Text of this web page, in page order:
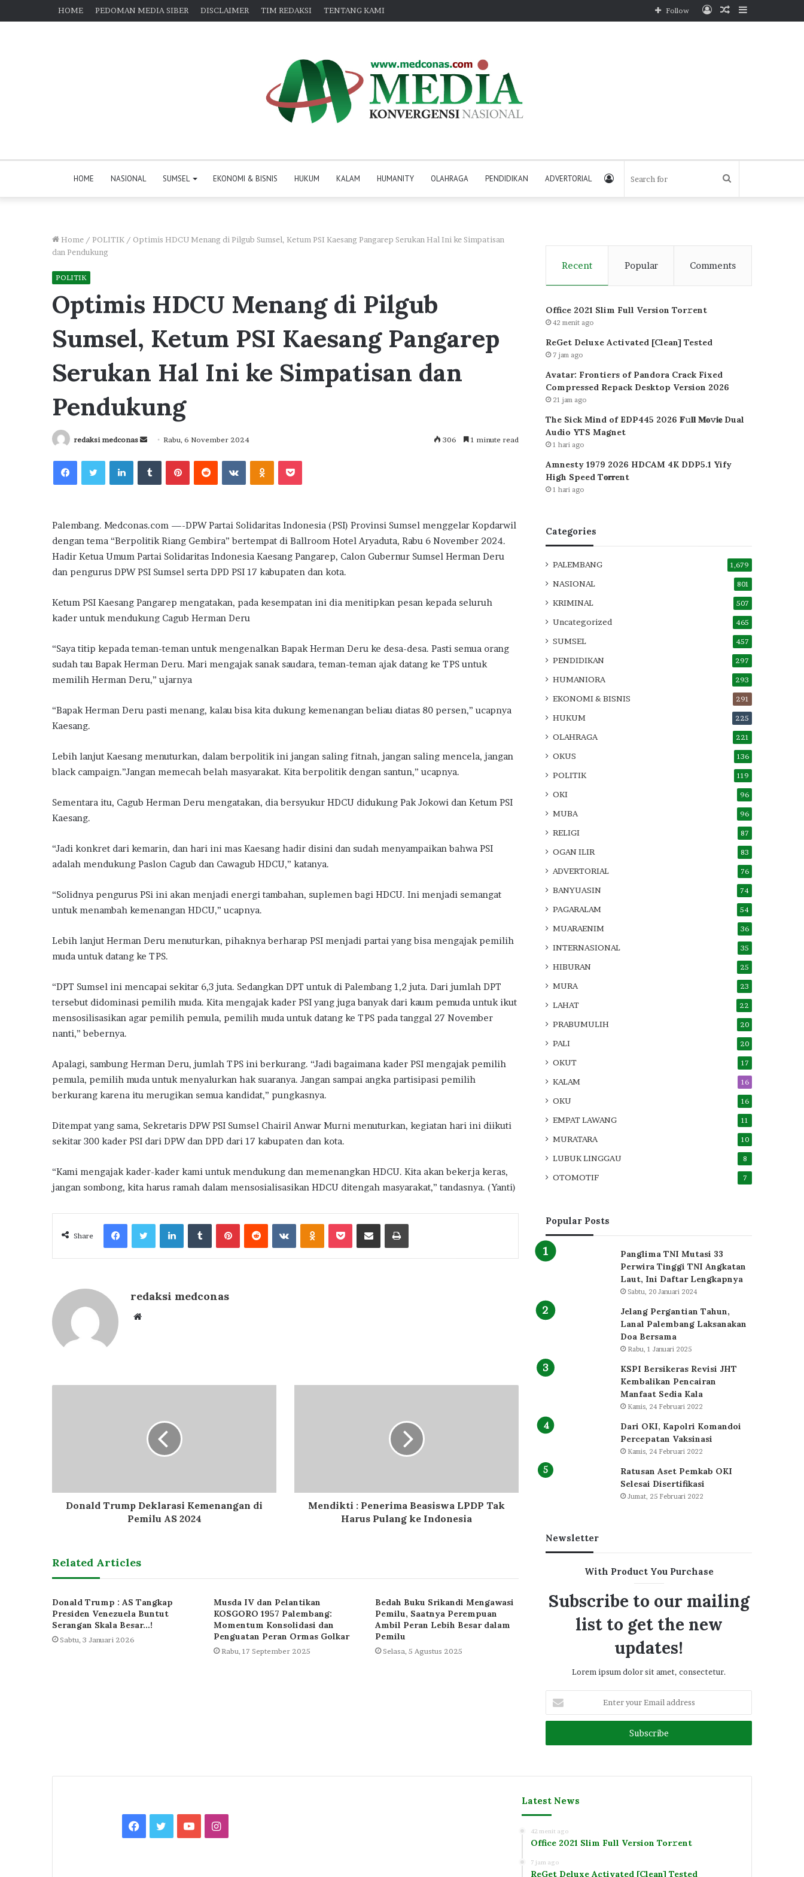
HOME PEDOMAN MEDIA SIBER DISCLAIMER TIM REDAKSI TENTANG KAMI Sidebar
Random
Log
Follow
HOME NASIONAL SUMSEL EKONOMI & BISNIS HUKUM KALAM HUMANITY OLAHRAGA PENDIDIKAN ADVERTORIAL Search
Log
Home / POLITIK / Optimis HDCU Menang di Pilgub Sumsel, Ketum PSI Kaesang Pangarep Serukan Hal Ini ke Simpatisan
dan Pendukung
POLITIK
Optimis HDCU Menang di Pilgub
Sumsel, Ketum PSI Kaesang Pangarep
Serukan Hal Ini ke Simpatisan dan
Pendukung
redaksi medconas
Send
email
Rabu, 6 November 2024 306 1 minute read
FacebookTwitterLinkedInTumblrPinterestReddit VKontakteOdnoklassniki
Pocket
Palembang. Medconas.com —-DPW Partai Solidaritas Indonesia (PSI) Provinsi Sumsel menggelar Kopdarwil
dengan tema “Berpolitik Riang Gembira” bertempat di Ballroom Hotel Aryaduta, Rabu 6 November 2024.
Hadir Ketua Umum Partai Solidaritas Indonesia Kaesang Pangarep, Calon Gubernur Sumsel Herman Deru
dan pengurus DPW PSI Sumsel serta DPD PSI 17 kabupaten dan kota.
Ketum PSI Kaesang Pangarep mengatakan, pada kesempatan ini dia menitipkan pesan kepada seluruh
kader untuk mendukung Cagub Herman Deru
“Saya titip kepada teman-teman untuk mengenalkan Bapak Herman Deru ke desa-desa. Pasti semua orang
sudah tau Bapak Herman Deru. Mari mengajak sanak saudara, teman-teman ajak datang ke TPS untuk
memilih Herman Deru,” ujarnya
“Bapak Herman Deru pasti menang, kalau bisa kita dukung kemenangan beliau diatas 80 persen,” ucapnya
Kaesang.
Lebih lanjut Kaesang menuturkan, dalam berpolitik ini jangan saling fitnah, jangan saling mencela, jangan
black campaign.”Jangan memecah belah masyarakat. Kita berpolitik dengan santun,” ucapnya.
Sementara itu, Cagub Herman Deru mengatakan, dia bersyukur HDCU didukung Pak Jokowi dan Ketum PSI
Kaesang.
“Jadi konkret dari kemarin, dan hari ini mas Kaesang hadir disini dan sudah menyampaikan bahwa PSI
adalah mendukung Paslon Cagub dan Cawagub HDCU,” katanya.
“Solidnya pengurus PSi ini akan menjadi energi tambahan, suplemen bagi HDCU. Ini menjadi semangat
untuk menambah kemenangan HDCU,” ucapnya.
Lebih lanjut Herman Deru menuturkan, pihaknya berharap PSI menjadi partai yang bisa mengajak pemilih
muda untuk datang ke TPS.
“DPT Sumsel ini mencapai sekitar 6,3 juta. Sedangkan DPT untuk di Palembang 1,2 juta. Dari jumlah DPT
tersebut didominasi pemilih muda. Kita mengajak kader PSI yang juga banyak dari kaum pemuda untuk ikut
mensosilisasikan agar pemilih pemula, pemilih muda untuk datang ke TPS pada tanggal 27 November
nanti,” bebernya.
Apalagi, sambung Herman Deru, jumlah TPS ini berkurang. “Jadi bagaimana kader PSI mengajak pemilih
pemula, pemilih muda untuk menyalurkan hak suaranya. Jangan sampai angka partisipasi pemilih
berkurang karena itu merugikan semua kandidat,” pungkasnya.
Ditempat yang sama, Sekretaris DPW PSI Sumsel Chairil Anwar Murni menuturkan, kegiatan hari ini diikuti
sekitar 300 kader PSI dari DPW dan DPD dari 17 kabupaten dan kota.
“Kami mengajak kader-kader kami untuk mendukung dan memenangkan HDCU. Kita akan bekerja keras,
jangan sombong, kita harus ramah dalam mensosialisasikan HDCU ditengah masyarakat,” tandasnya. (Yanti)
Share
FacebookTwitterLinkedInTumblrPinterestReddit VKontakteOdnoklassniki
Pocket Share via Email Print
redaksi medconas
Website
Donald Trump Deklarasi Kemenangan di
Pemilu AS 2024
Mendikti : Penerima Beasiswa LPDP Tak
Harus Pulang ke Indonesia
Related Articles
Donald Trump : AS Tangkap
Presiden Venezuela Buntut
Serangan Skala Besar…!
Sabtu, 3 Januari 2026
Musda IV dan Pelantikan
KOSGORO 1957 Palembang:
Momentum Konsolidasi dan
Penguatan Peran Ormas Golkar
Rabu, 17 September 2025
Bedah Buku Srikandi Mengawasi
Pemilu, Saatnya Perempuan
Ambil Peran Lebih Besar dalam
Pemilu
Selasa, 5 Agustus 2025
Recent Popular Comments
Office 2021 Slim Full Version Tor𝚛ent
42 menit ago
ReGet Deluxe Activated [Clean] Tested
7 jam ago
Avatar: Frontiers of Pandora Crack Fixed
Compressed Repack Desktop Version 2026
21 jam ago
The Sick Mind of EDP445 2026 𝐅𝚞𝐥𝐥 𝐌𝐨𝚟𝐢𝐞 Dual
Audio YTS Magnet
1 hari ago
Amnesty 1979 2026 HDCAM 4K DDP5.1 Yify
High Speed T𝐨𝐫𝐫ent
1 hari ago
Categories
PALEMBANG 1,679
NASIONAL 801
KRIMINAL 507
Uncategorized 465
SUMSEL 457
PENDIDIKAN 297
HUMANIORA 293
EKONOMI & BISNIS 291
HUKUM 225
OLAHRAGA 221
OKUS 136
POLITIK 119
OKI 96
MUBA 96
RELIGI 87
OGAN ILIR 83
ADVERTORIAL 76
BANYUASIN 74
PAGARALAM 54
MUARAENIM 36
INTERNASIONAL 35
HIBURAN 25
MURA 23
LAHAT 22
PRABUMULIH 20
PALI 20
OKUT 17
KALAM 16
OKU 16
EMPAT LAWANG 11
MURATARA 10
LUBUK LINGGAU 8
OTOMOTIF 7
Popular Posts
Panglima TNI Mutasi 33
Perwira Tinggi TNI Angkatan
Laut, Ini Daftar Lengkapnya
Sabtu, 20 Januari 2024
Jelang Pergantian Tahun,
Lanal Palembang Laksanakan
Doa Bersama
Rabu, 1 Januari 2025
KSPI Bersikeras Revisi JHT
Kembalikan Pencairan
Manfaat Sedia Kala
Kamis, 24 Februari 2022
Dari OKI, Kapolri Komandoi
Percepatan Vaksinasi
Kamis, 24 Februari 2022
Ratusan Aset Pemkab OKI
Selesai Disertifikasi
Jumat, 25 Februari 2022
Newsletter
With Product You Purchase
Subscribe to our mailing
list to get the new
updates!
Lorem ipsum dolor sit amet, consectetur.
your
Email
Facebook
TwitterYouTubeInstagram
Latest News
42 menit ago
Office 2021 Slim Full Version Tor𝚛ent
7 jam ago
ReGet Deluxe Activated [Clean] Tested